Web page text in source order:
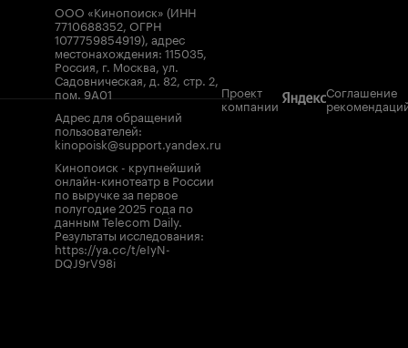
ООО «Кинопоиск» (ИНН
7710688352, ОГРН
1077759854919), адрес
местонахождения: 115035,
Россия, г. Москва, ул.
Садовническая, д. 82, стр. 2,
пом. 9А01
Адрес для обращений
пользователей:
kinopoisk@support.yandex.ru
Кинопоиск - крупнейший
онлайн-кинотеатр в России
по выручке за первое
полугодие 2025 года по
данным Telecom Daily.
Результаты исследования:
https://ya.cc/t/eIyN-
DQJ9rV98i
Проект
компании
Соглашение